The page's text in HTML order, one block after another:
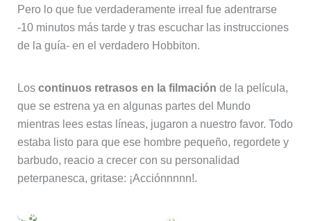
Pero lo que fue verdaderamente irreal fue adentrarse
-10 minutos más tarde y tras escuchar las instrucciones
de la guía- en el verdadero Hobbiton.
Los continuos retrasos en la filmación de la película,
que se estrena ya en algunas partes del Mundo
mientras lees estas líneas, jugaron a nuestro favor. Todo
estaba listo para que ese hombre pequeño, regordete y
barbudo, reacio a crecer con su personalidad
peterpanesca, gritase: ¡Acciónnnnn!.